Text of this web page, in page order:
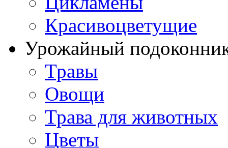
Красивоцветущие
Урожайный
Травы
Овощи
Трава для животных
Цветы